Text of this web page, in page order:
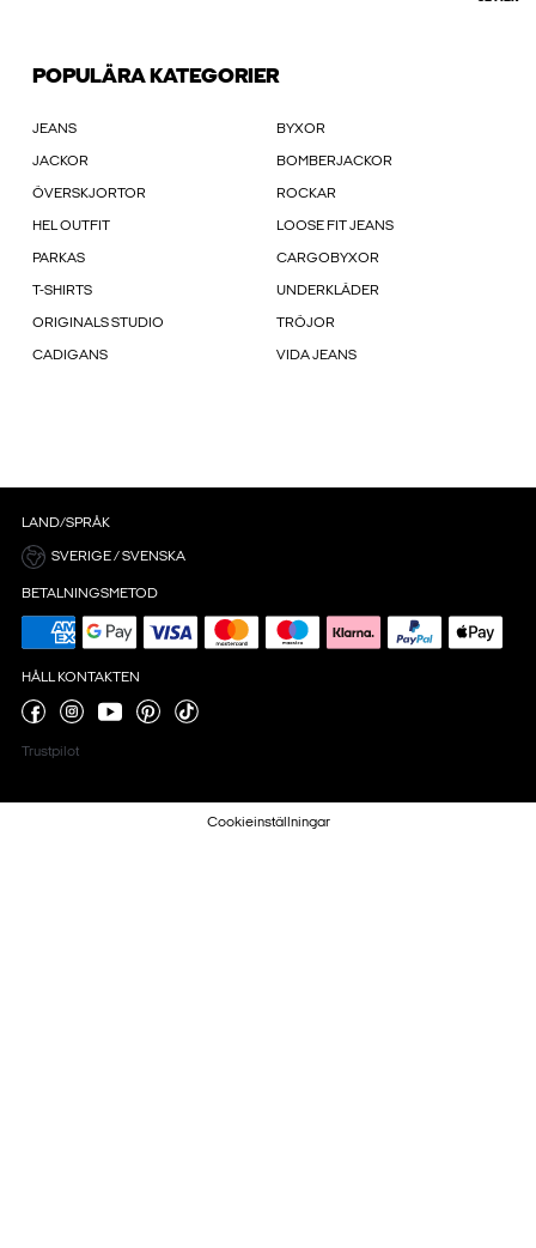
POPULÄRA KATEGORIER
JEANS BYXOR
JACKOR BOMBERJACKOR
ÖVERSKJORTOR ROCKAR
HEL OUTFIT LOOSE FIT JEANS
PARKAS CARGOBYXOR
T-SHIRTS UNDERKLÄDER
ORIGINALS STUDIO TRÖJOR
CADIGANS VIDA JEANS
LAND/SPRÅK
SVERIGE / SVENSKA
BETALNINGSMETOD
HÅLL KONTAKTEN
Trustpilot
Cookieinställningar